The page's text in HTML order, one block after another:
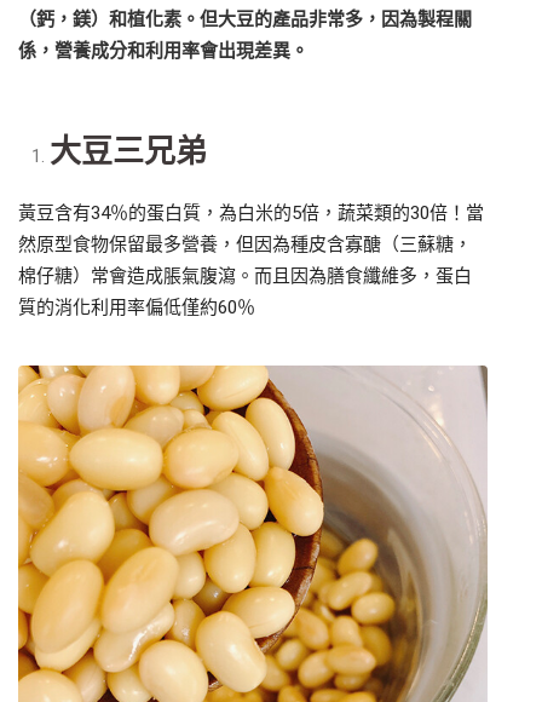
（鈣，鎂）和植化素。但大豆的產品非常多，因為製程關
係，營養成分和利用率會出現差異。
大豆三兄弟
黃豆含有34％的蛋白質，為白米的5倍，蔬菜類的30倍！當
然原型食物保留最多營養，但因為種皮含寡醣（三蘇糖，
棉仔糖）常會造成脹氣腹瀉。而且因為膳食纖維多，蛋白
質的消化利用率偏低僅約60％